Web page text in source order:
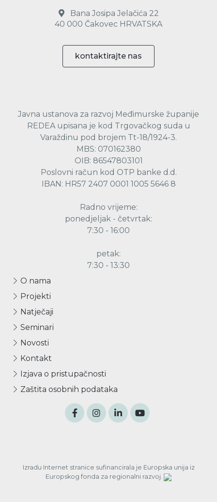
Bana Josipa Jelačića 22
40 000 Čakovec HRVATSKA
kontaktirajte nas
Javna ustanova za razvoj Međimurske županije
REDEA upisana je kod Trgovačkog suda u
Varaždinu pod brojem Tt-18/1924-3.
MBS: 070162380
OIB: 86547803101
Poslovni račun kod OTP banke d.d.
IBAN: HR57 2407 0001 1005 5646 8
Radno vrijeme:
ponedjeljak - četvrtak:
7:30 - 16:00
petak:
7:30 - 13:30
O nama
Projekti
Natječaji
Seminari
Novosti
Kontakt
Izjava o pristupačnosti
Zaštita osobnih podataka
Izradu Internet stranice sufinancirala je Europska unija iz
Europskog fonda za regionalni razvoj.